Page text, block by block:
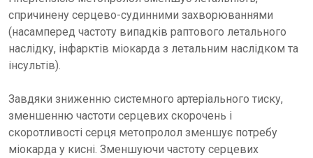
спричинену серцево-судинними захворюваннями
(насамперед частоту випадків раптового летального
наслідку, інфарктів міокарда з летальним наслідком та
інсультів).
Завдяки зниженню системного артеріального тиску,
зменшенню частоти серцевих скорочень і
скоротливості серця метопролол зменшує потребу
міокарда у кисні. Зменшуючи частоту серцевих